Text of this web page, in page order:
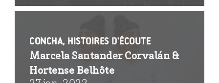
Concha, histoires d’écoute
Marcela Santander Corvalán &
Hortense Belhôte